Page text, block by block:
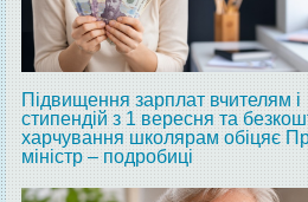
Підвищення зарплат вчителям і
стипендій з 1 вересня та
харчування школярам обіцяє
міністр – подробиці